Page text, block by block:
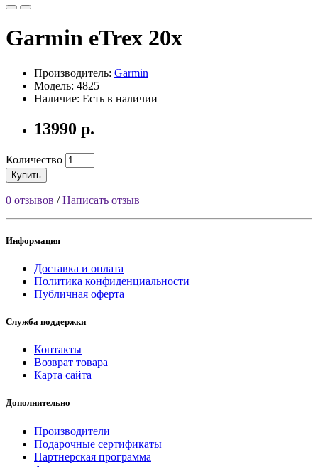
Garmin eTrex 20x
Производитель: Garmin
Модель: 4825
Наличие: Есть в наличии
13990 р.
Количество
Купить
0 отзывов /Написать отзыв
Информация
Доставка и оплата
Политика конфиденциальности
Публичная оферта
Служба поддержки
Контакты
Возврат товара
Карта сайта
Дополнительно
Производители
Подарочные сертификаты
Партнерская программа